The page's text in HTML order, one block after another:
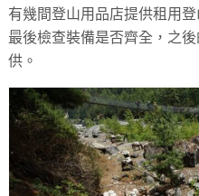
有幾間登山用品店提供租用
最後檢查裝備是否齊全，之
供。